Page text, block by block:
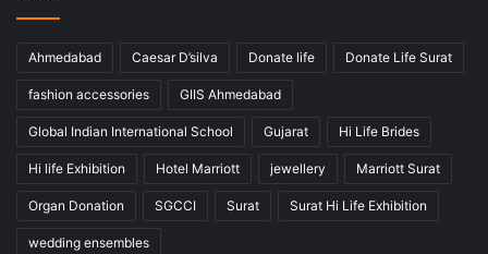
Ahmedabad Caesar D’silva Donate life Donate Life Surat
fashion accessories GIIS Ahmedabad
Global Indian International School Gujarat Hi Life Brides
Hi life Exhibition Hotel Marriott jewellery Marriott Surat
Organ Donation SGCCI Surat Surat Hi Life Exhibition
wedding ensembles